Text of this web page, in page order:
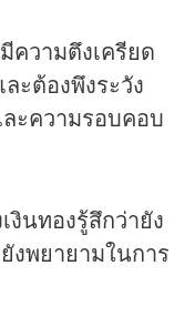
ความตึงเครียด
ะต้องพึงระวัง
ะความรอบคอบ
งินทองรู้สึกว่ายัง
งพยายามในการ